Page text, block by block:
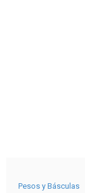
Pesos y Básculas